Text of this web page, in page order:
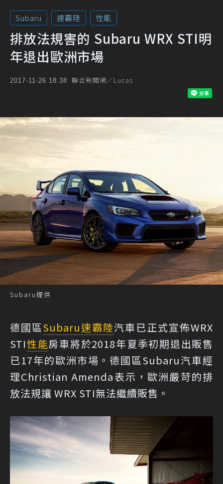
Subaru 速霸陸 性能
排放法規害的 Subaru WRX STI明
年退出歐洲市場
2017-11-26 18:38 聯合新聞網／Lucas
Subaru提供
德國區Subaru速霸陸汽車已正式宣佈WRX
STI性能房車將於2018年夏季初期退出販售
已17年的歐洲市場。德國區Subaru汽車經
理Christian Amenda表示，歐洲嚴苛的排
放法規讓 WRX STI無法繼續販售。